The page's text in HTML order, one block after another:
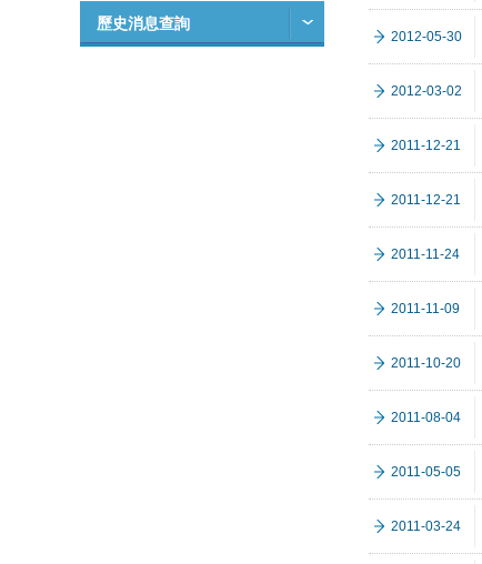
歷史消息查詢
2012-05-30
2012-03-02
2011-12-21
2011-12-21
2011-11-24
2011-11-09
2011-10-20
2011-08-04
2011-05-05
2011-03-24